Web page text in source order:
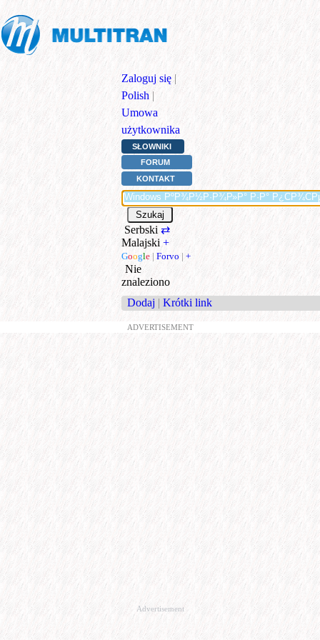
Zaloguj się |
Polish |
Umowa
użytkownika
SŁOWNIKI
FORUM
KONTAKT
Serbski ⇄
Malajski +
Google | Forvo | +
Nie
znaleziono
Dodaj | Krótki link
ADVERTISEMENT
Advertisement